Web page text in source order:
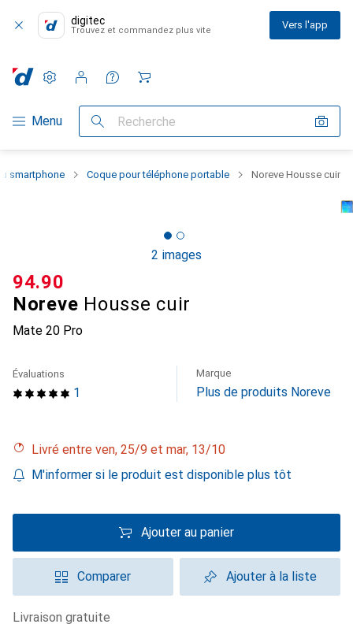
digitec
Trouvez et commandez plus vite Vers l'app
Navigation par catégorie
Menu Recherche
Paramètres
Compte client
Listes de comparaison
Listes d'envies
Panier
smartphone Coque pour téléphone portable Noreve Housse cuir
2 images
Noreve Housse cuir
Mate 20 Pro
CHF
94.90
1
Évaluations Marque
Plus de produits Noreve
Livré entre ven, 25/9 et mar, 13/10
M'informer si le produit est disponible plus tôt
Ajouter au panier
Comparer Ajouter à la liste
livraison gratuite